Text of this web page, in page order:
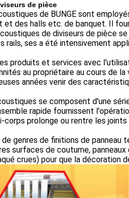
de pièce
de BUNGE sont
et des halls etc. de banquet. Il
de diviseurs de pièce
rails, ses a été intensivement
produits et services avec
au propriétaire au cours de
années venir des
se composent d'une
rapide fournissent
corps prolonge ou rentre les joints
genres de finitions de
surfaces de coutume,
crues) pour que la décoration